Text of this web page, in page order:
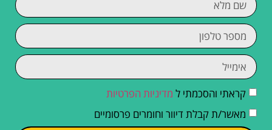
קראתי והסכמתי ל מדיניות הפרטיות
מאשר/ת קבלת דיוור וחומרים פרסומיים